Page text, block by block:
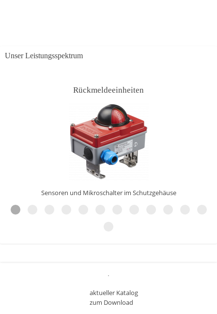
Unser Leistungsspektrum
Rückmeldeeinheiten
Sensoren und Mikroschalter im Schutzgehäuse
aktueller Katalog
zum Download